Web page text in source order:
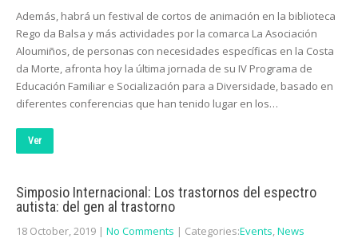
Además, habrá un festival de cortos de animación en la biblioteca
Rego da Balsa y más actividades por la comarca La Asociación
Aloumiños, de personas con necesidades específicas en la Costa
da Morte, afronta hoy la última jornada de su IV Programa de
Educación Familiar e Socialización para a Diversidade, basado en
diferentes conferencias que han tenido lugar en los…
Ver
Simposio Internacional: Los trastornos del espectro
autista: del gen al trastorno
18 October, 2019 | No Comments | Categories:Events,News